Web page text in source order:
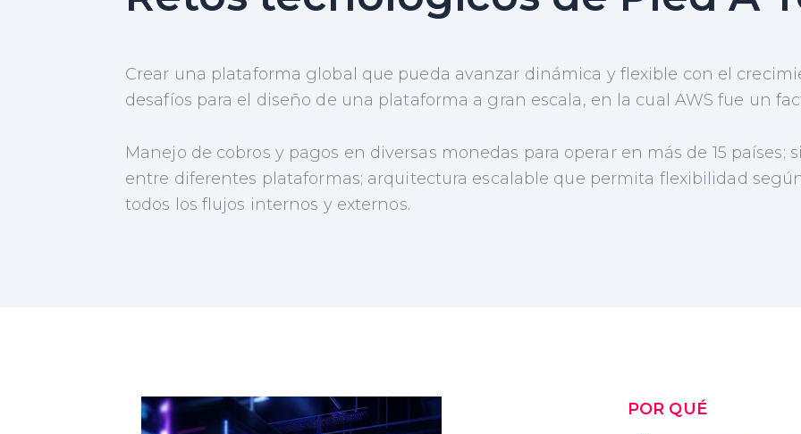
Crear una plataforma global que pueda avanzar dinámica y flexible con el
desafíos para el diseño de una plataforma a gran escala, en la cual AWS fue un
Manejo de cobros y pagos en diversas monedas para operar en más de 15 países;
entre diferentes plataformas; arquitectura escalable que permita flexibilidad
todos los flujos internos y externos.
POR QUÉ